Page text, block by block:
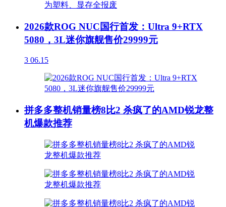
2026款ROG NUC国行首发：Ultra 9+RTX
5080，3L迷你旗舰售价29999元
3 06.15
拼多多整机销量榜8比2 杀疯了的AMD锐龙整
机爆款推荐